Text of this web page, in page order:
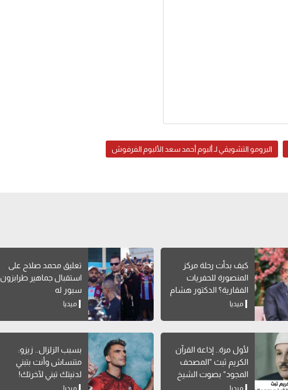
البرومو التشويقي لـ ألبوم أحمد سعد الألبوم الفرفوش
كيف بدأت رحلة مركز
المنصورة للحفريات
الفقارية؟ الدكتور هشام
سلام يوضح
ميديا
تعليق محمد صلاح على
استقبال جماهير طرابزون
سبور له
ميديا
لأول مرة.. إذاعة القرآن
الكريم ثبث "المصحف
المجود" بصوت الشيخ
محمود البنا
بسبب الزلزال.. زيزو:
متنساش وأنت بتبني
لدنيتك تبني لآخرتك!